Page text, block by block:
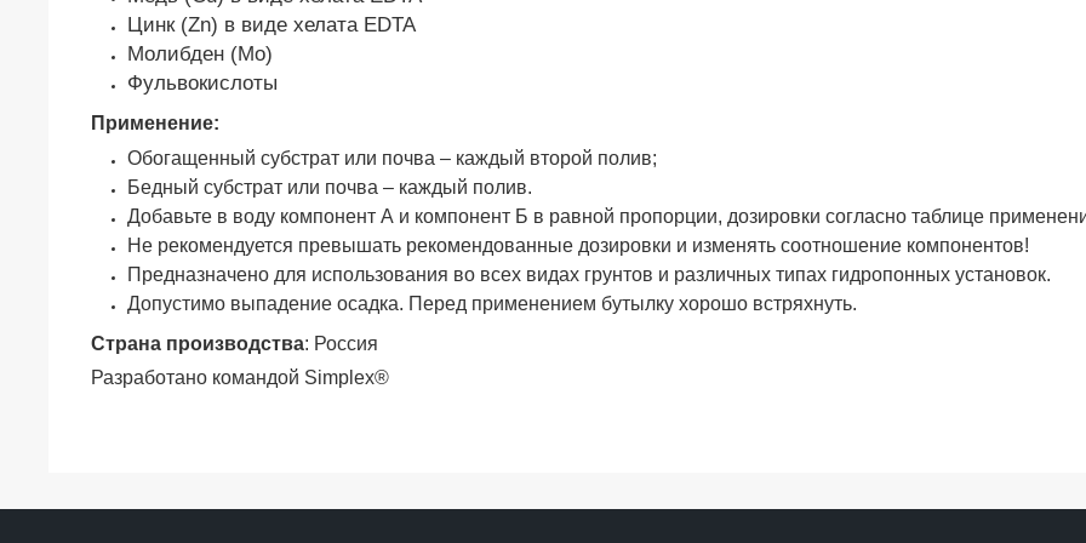
Цинк (Zn) в виде хелата EDTA
Молибден (Мo)
Фульвокислоты
Применение:
Обогащенный субстрат или почва – каждый второй полив;
Бедный субстрат или почва – каждый полив.
Добавьте в воду компонент А и компонент Б в равной пропорции, дозировки согласно таблице
Не рекомендуется превышать рекомендованные дозировки и изменять соотношение компонентов!
Предназначено для использования во всех видах грунтов и различных типах гидропонных установок.
Допустимо выпадение осадка. Перед применением бутылку хорошо встряхнуть.
Страна производства: Россия
Разработано командой Simplex®